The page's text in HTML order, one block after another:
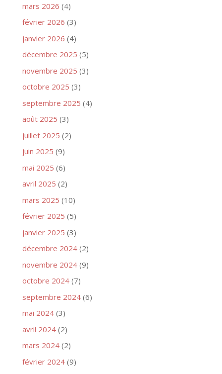
mars 2026 (4)
février 2026 (3)
janvier 2026 (4)
décembre 2025 (5)
novembre 2025 (3)
octobre 2025 (3)
septembre 2025 (4)
août 2025 (3)
juillet 2025 (2)
juin 2025 (9)
mai 2025 (6)
avril 2025 (2)
mars 2025 (10)
février 2025 (5)
janvier 2025 (3)
décembre 2024(2)
novembre 2024(9)
octobre 2024(7)
septembre 2024(6)
mai 2024(3)
avril 2024(2)
mars 2024(2)
février 2024(9)